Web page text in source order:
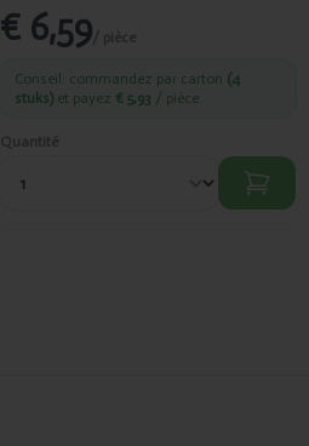
€ 6,59/ pièce
Conseil: commandez par carton (4
stuks) et payez € 5,93 / pièce
Quantité